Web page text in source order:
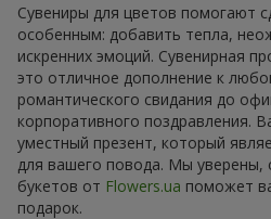
Сувениры для цветов помогают
особенным: добавить тепла,
искренних эмоций. Сувенирная
это отличное дополнение к
романтического свидания до
корпоративного поздравления.
уместный презент, который
для вашего повода. Мы уверены,
букетов от Flowers.ua поможет
подарок.